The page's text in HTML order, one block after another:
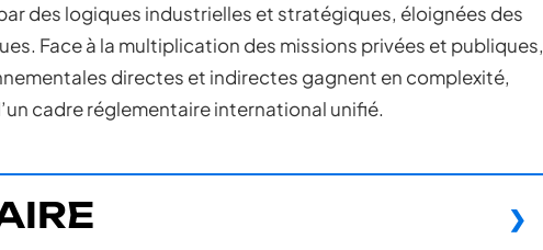
des logiques industrielles et stratégiques, éloignées des
Face à la multiplication des missions privées et publiques,
directes et indirectes gagnent en complexité,
cadre réglementaire international unifié.